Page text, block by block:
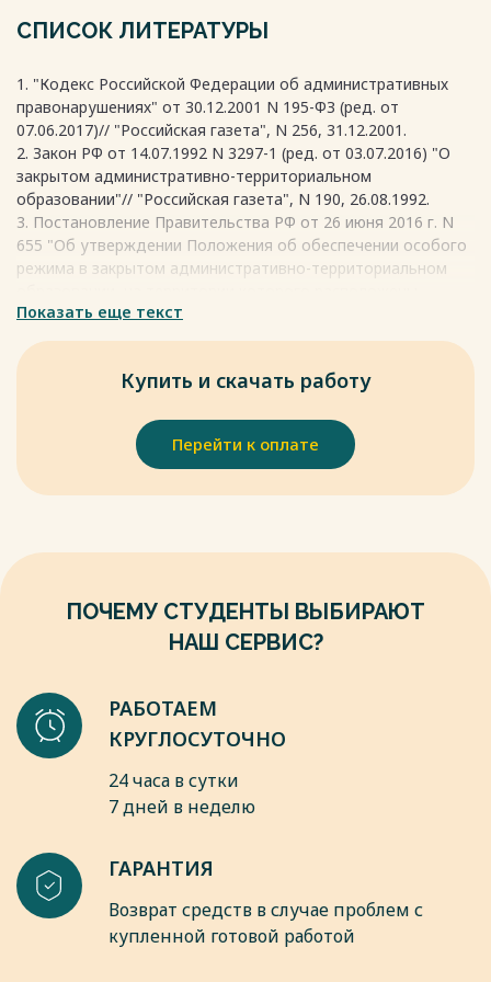
материалов, а также военные и иные объекты с особым
проживания граждан. Чтобы территория стала ЗАТО,
нужно, чтобы выполнялись все три условия и чтобы это
утвердил Президент России.
Весь текст будет доступенпосле покупки
СПИСОК ЛИТЕРАТУРЫ
1. "Кодекс Российской Федерации об административных
правонарушениях" от 30.12.2001 N 195-ФЗ (ред. от
07.06.2017)// "Российская газета", N 256, 31.12.2001.
2. Закон РФ от 14.07.1992 N 3297-1 (ред. от 03.07.2016) "О
закрытом административно-территориальном
образовании"// "Российская газета", N 190, 26.08.1992.
3. Постановление Правительства РФ от 26 июня 2016 г. N
655 "Об утверждении Положения об обеспечении особого
режима в закрытом административно-территориальном
объекты Министерства обороны Российской
Федерации"//"Собрании законодательства Российской
Федерации от 6 июля 1998 г., N 27, ст. 3180".
4. Административное право: учебник / Э. Г. Липатов и др. –
5. Административное право: учебник / А. М. Волков, А. С.
Дугенец. – Москва: Форум: Инфра–М, 2016. – 287 с.
6. В. Т. Батычко. Учебник «Административное право» 2013.
Весь текст будет доступенпосле покупки
Показать еще текст
Купить и скачать работу
Перейти к оплате
ПОЧЕМУ СТУДЕНТЫ ВЫБИРАЮТ
НАШ СЕРВИС?
РАБОТАЕМ
КРУГЛОСУТОЧНО
24 часа в сутки
7 дней в неделю
ГАРАНТИЯ
Возврат средств в случае проблем с
купленной готовой работой